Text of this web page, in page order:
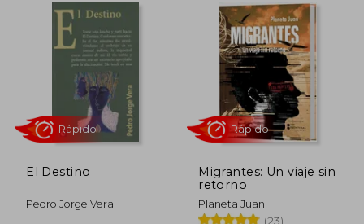
45%
dcto.
El Destino
Pedro Jorge Vera
Migrantes: Un viaje sin
retorno
Planeta Juan
(23)